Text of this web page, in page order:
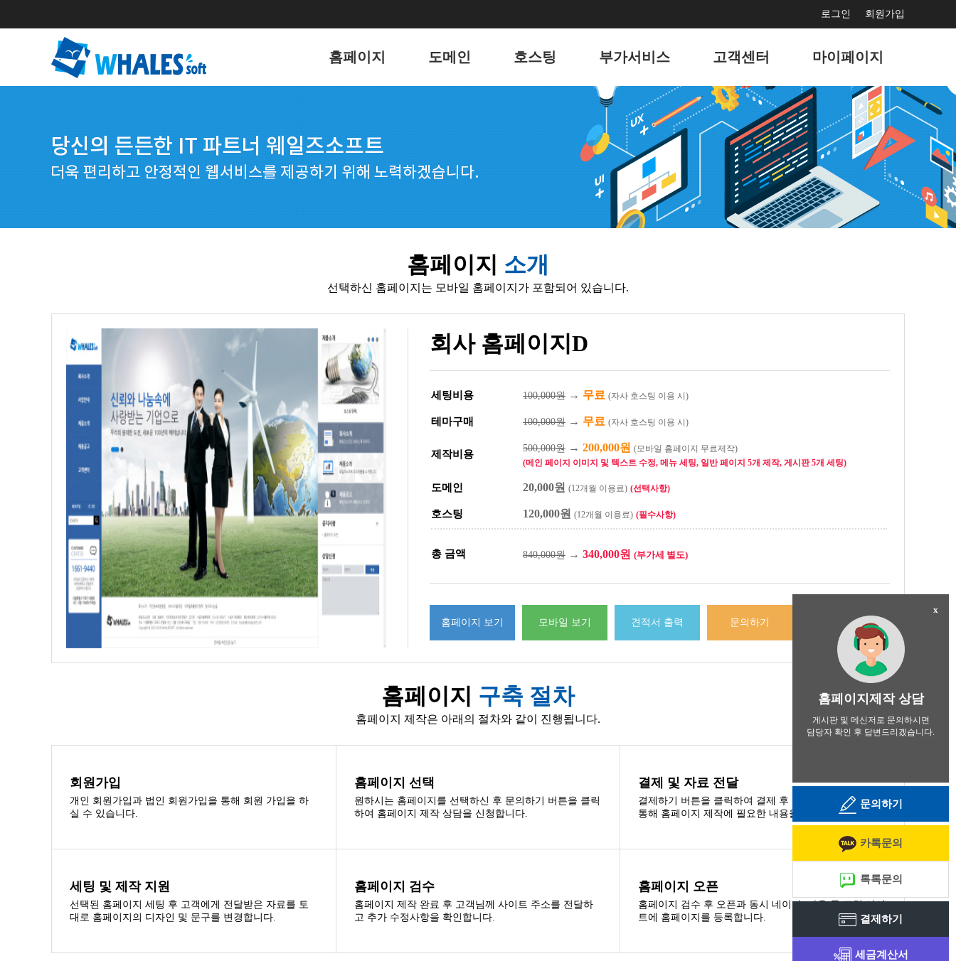
회원가입
로그인
마이페이지
서비스 사용현황
회원정보 관리
나의 서비스 관리
나의 도메인 관리
고객센터
공지사항
문의게시판
고객지원게시판
자주묻는 질문
이벤트
부가서비스
유지보수
키워드광고
블로그마케팅
언론홍보
전자결제
호스팅
도메인
홈페이지
포트폴리오
홈페이지 소개
선택하신 홈페이지는 모바일 홈페이지가 포함되어 있습니다.
회사 홈페이지D
세팅비용 100,000원 → 무료 (자사 호스팅 이용 시)
테마구매 100,000원 → 무료 (자사 호스팅 이용 시)
제작비용
500,000원 → 200,000원 (모바일 홈페이지 무료제작)
(메인 페이지 이미지 및 텍스트 수정, 메뉴 세팅, 일반 페이지 5개 제작, 게시판 5개 세팅)
도메인 20,000원 (12개월 이용료) (선택사항)
호스팅 120,000원 (12개월 이용료) (필수사항)
총 금액 840,000원 → 340,000원 (부가세 별도)
홈페이지 보기 모바일 보기 견적서 출력 문의하기 결제하기
홈페이지 구축 절차
홈페이지 제작은 아래의 절차와 같이 진행됩니다.
회원가입
개인 회원가입과 법인 회원가입을 통해 회원 가입을 하
실 수 있습니다.
홈페이지 선택
원하시는 홈페이지를 선택하신 후 문의하기 버튼을 클릭
하여 홈페이지 제작 상담을 신청합니다.
결제 및 자료 전달
결제하기 버튼을 클릭하여 결제 후 고객지원 게시판을
통해 홈페이지 제작에 필요한 내용을 첨부합니다.
세팅 및 제작 지원
선택된 홈페이지 세팅 후 고객에게 전달받은 자료를 토
대로 홈페이지의 디자인 및 문구를 변경합니다.
홈페이지 검수
홈페이지 제작 완료 후 고객님께 사이트 주소를 전달하
고 추가 수정사항을 확인합니다.
홈페이지 오픈
홈페이지 검수 후 오픈과 동시 네이버, 다음 등 포털 사이
트에 홈페이지를 등록합니다.
x
홈페이지제작 상담
게시판 및 메신저로 문의하시면
담당자 확인 후 답변드리겠습니다.
문의하기
카톡문의
톡톡문의
결제하기
세금계산서